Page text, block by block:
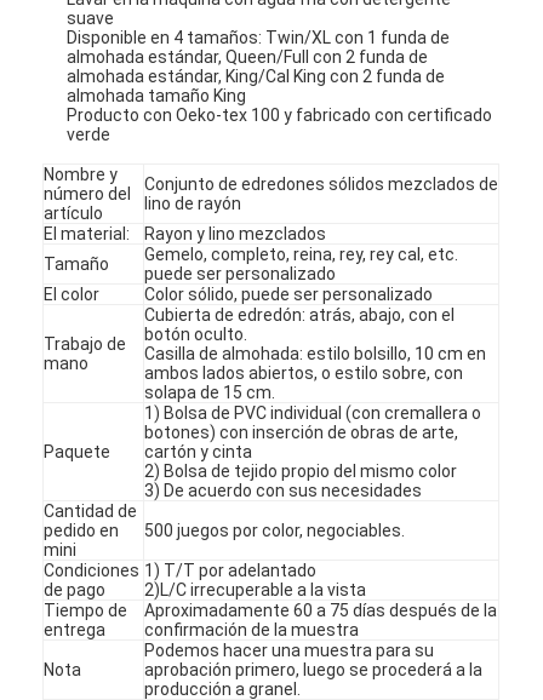
suave
Disponible en 4 tamaños: Twin/XL con 1 funda de
almohada estándar, Queen/Full con 2 funda de
almohada estándar, King/Cal King con 2 funda de
almohada tamaño King
Producto con Oeko-tex 100 y fabricado con certificado
verde
Nombre y
número del
artículo
Conjunto de edredones sólidos mezclados de
lino de rayón
El material:
Rayon y lino mezclados
Tamaño
Gemelo, completo, reina, rey, rey cal, etc.
puede ser personalizado
El color
Color sólido, puede ser personalizado
Trabajo de
mano
Cubierta de edredón: atrás, abajo, con el
botón oculto.
Casilla de almohada: estilo bolsillo, 10 cm en
ambos lados abiertos, o estilo sobre, con
solapa de 15 cm.
Paquete
1) Bolsa de PVC individual (con cremallera o
botones) con inserción de obras de arte,
cartón y cinta
2) Bolsa de tejido propio del mismo color
3) De acuerdo con sus necesidades
Cantidad de
pedido en
mini
500 juegos por color, negociables.
Condiciones
de pago
1) T/T por adelantado
2)L/C irrecuperable a la vista
Tiempo de
entrega
Aproximadamente 60 a 75 días después de la
confirmación de la muestra
Nota
Podemos hacer una muestra para su
aprobación primero, luego se procederá a la
producción a granel.